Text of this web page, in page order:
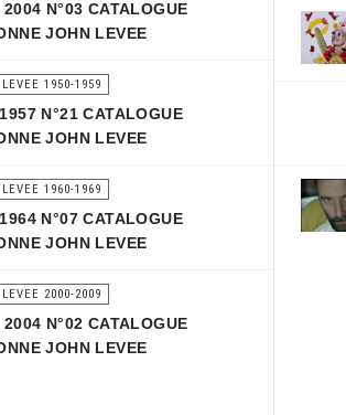
N°03 CATALOGUE
JOHN LEVEE
1950-1959
N°21 CATALOGUE
JOHN LEVEE
1960-1969
N°07 CATALOGUE
JOHN LEVEE
2000-2009
N°02 CATALOGUE
JOHN LEVEE